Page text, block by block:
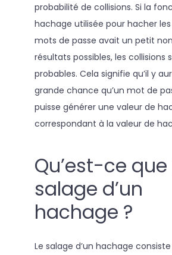
probabilité de collisions. Si la
hachage utilisée pour hacher
mots de passe avait un petit
résultats possibles, les collisions
probables. Cela signifie qu’il y
grande chance qu’un mot de
puisse générer une valeur de
correspondant à la valeur de
Qu’est-ce que
salage d’un
hachage ?
Le salage d’un hachage